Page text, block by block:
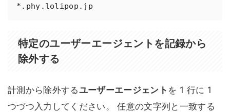
*.phy.lolipop.jp
特定のユーザーエージェントを記録から
除外する
計測から除外するユーザーエージェント を 1 行に 1
つづつ入力してください。 任意の文字列と一致する